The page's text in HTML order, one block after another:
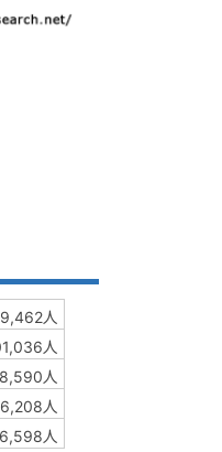
人
人
人
人
人